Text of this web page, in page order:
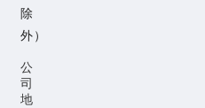
除
外）
公
司
地